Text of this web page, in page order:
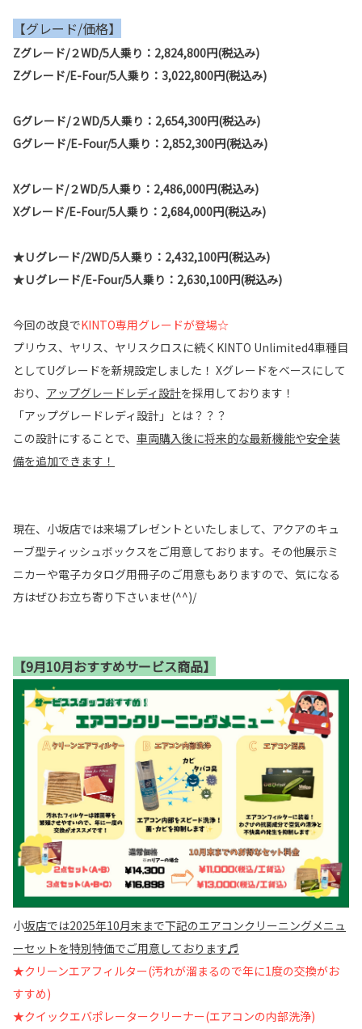
【グレード/価格】
Zグレード/２WD/5人乗り：2,824,800円(税込み)
Zグレード/E-Four/5人乗り：3,022,800円(税込み)
Gグレード/２WD/5人乗り：2,654,300円(税込み)
Gグレード/E-Four/5人乗り：2,852,300円(税込み)
Xグレード/２WD/5人乗り：2,486,000円(税込み)
Xグレード/E-Four/5人乗り：2,684,000円(税込み)
★Ｕグレード/2WD/5人乗り：2,432,100円(税込み)
★Ｕグレード/E-Four/5人乗り：2,630,100円(税込み)
今回の改良でKINTO専用グレードが登場☆
プリウス、ヤリス、ヤリスクロスに続くKINTO Unlimited4車種目
としてUグレードを新規設定しました！ Xグレードをベースにして
おり、 アップグレードレディ設計を採用しております！
「アップグレードレディ設計」とは？？？
この設計にすることで、 車両購入後に将来的な最新機能や安全装
備を追加できます！
現在、小坂店では来場プレゼントといたしまして、アクアのキュ
ーブ型ティッシュボックスをご用意しております。その他展示ミ
ニカーや電子カタログ用冊子のご用意もありますので、気になる
方はぜひお立ち寄り下さいませ(^^)/
【9月10月おすすめサービス商品】
小坂店では2025年10月末まで下記のエアコンクリーニングメニュ
ーセットを特別特価でご用意しております♬
★クリーンエアフィルター(汚れが溜まるので年に1度の交換がお
すすめ)
★クイックエバポレータークリーナー(エアコンの内部洗浄)